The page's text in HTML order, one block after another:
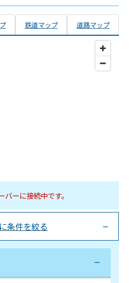
鉄道マップ 道路マップ
バーに接続中です。
条件を絞る